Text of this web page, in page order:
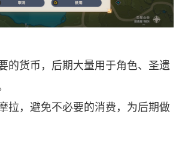
的货币，后期大量用于角色、圣遗
拉，避免不必要的消费，为后期做